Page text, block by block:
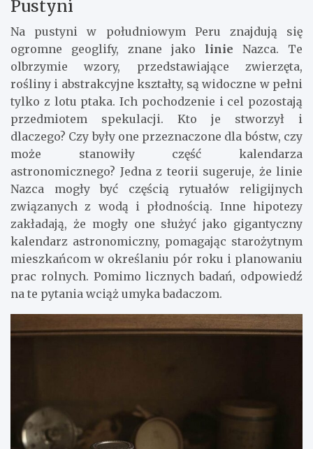
Pustyni
Na pustyni w południowym Peru znajdują się
ogromne geoglify, znane jako linie Nazca. Te
olbrzymie wzory, przedstawiające zwierzęta,
rośliny i abstrakcyjne kształty, są widoczne w pełni
tylko z lotu ptaka. Ich pochodzenie i cel pozostają
przedmiotem spekulacji. Kto je stworzył i
dlaczego? Czy były one przeznaczone dla bóstw, czy
może stanowiły część kalendarza
astronomicznego? Jedna z teorii sugeruje, że linie
Nazca mogły być częścią rytuałów religijnych
związanych z wodą i płodnością. Inne hipotezy
zakładają, że mogły one służyć jako gigantyczny
kalendarz astronomiczny, pomagając starożytnym
mieszkańcom w określaniu pór roku i planowaniu
prac rolnych. Pomimo licznych badań, odpowiedź
na te pytania wciąż umyka badaczom.